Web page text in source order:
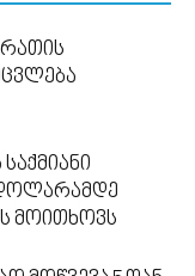
დოლარამდე
მოითხოვს